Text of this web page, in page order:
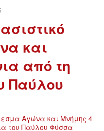
και
από τη
Παύλου